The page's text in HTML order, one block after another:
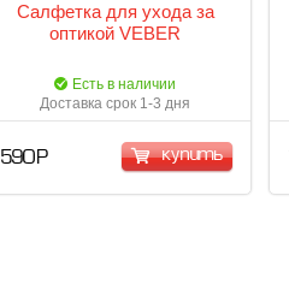
Салфетка для ухода за
оптикой VEBER
Есть в наличии
Доставка срок 1-3 дня
590 Р купить